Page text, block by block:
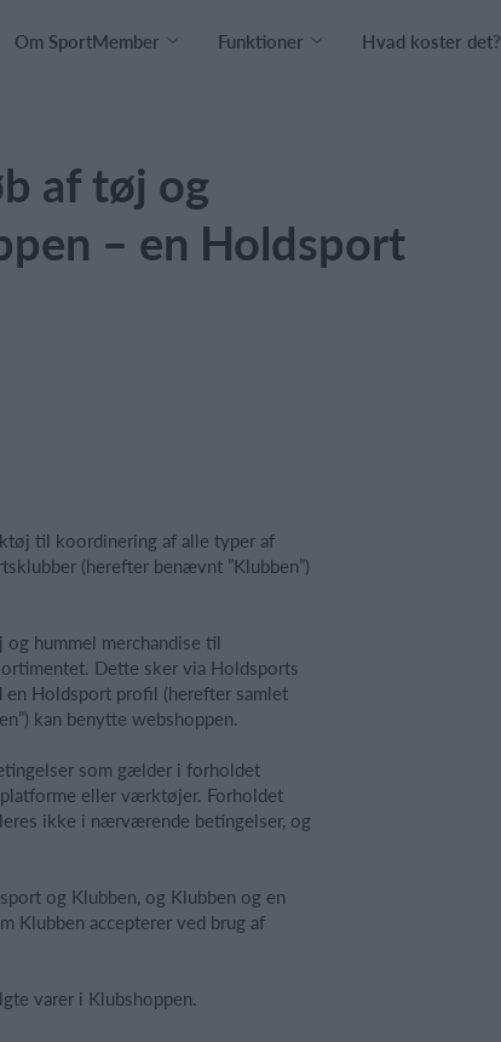
Om SportMember Funktioner Hvad koster det?
af tøj og
– en Holdsport
til koordinering af alle typer af
(herefter benævnt ”Klubben”)
hummel merchandise til
Dette sker via Holdsports
en Holdsport profil (herefter samlet
kan benytte webshoppen.
som gælder i forholdet
eller værktøjer. Forholdet
ikke i nærværende betingelser, og
og Klubben, og Klubben og en
Klubben accepterer ved brug af
varer i Klubshoppen.